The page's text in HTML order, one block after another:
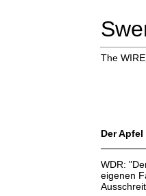
The
Der
WDR:
eigenen